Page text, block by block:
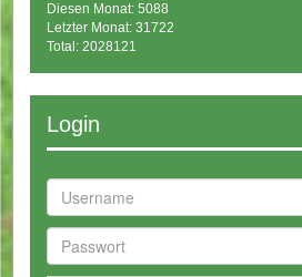
Diesen Monat: 5088
Letzter Monat: 31722
Total: 2028121
Login